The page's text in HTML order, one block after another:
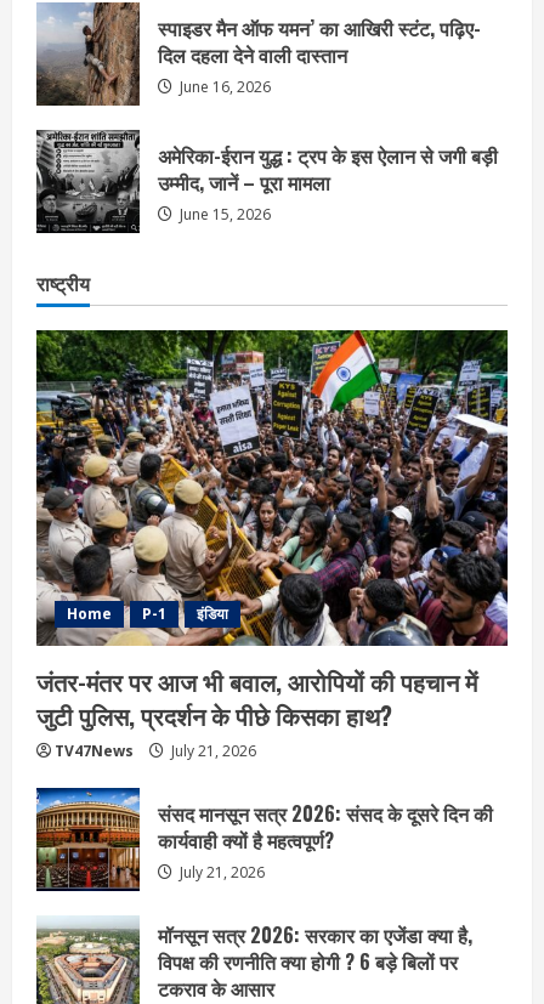
स्पाइडर मैन ऑफ यमन’ का आखिरी स्टंट, पढ़िए-
दिल दहला देने वाली दास्तान
June 16, 2026
अमेरिका-ईरान युद्ध : ट्रप के इस ऐलान से जगी बड़ी
उम्मीद, जानें – पूरा मामला
June 15, 2026
राष्ट्रीय
Home P-1 इंडिया
जंतर-मंतर पर आज भी बवाल, आरोपियों की पहचान में
जुटी पुलिस, प्रदर्शन के पीछे किसका हाथ?
TV47News July 21, 2026
संसद मानसून सत्र 2026: संसद के दूसरे दिन की
कार्यवाही क्यों है महत्वपूर्ण?
July 21, 2026
मॉनसून सत्र 2026: सरकार का एजेंडा क्या है,
विपक्ष की रणनीति क्या होगी ? 6 बड़े बिलों पर
टकराव के आसार